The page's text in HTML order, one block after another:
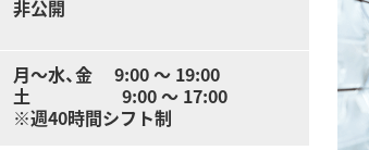
非公開
月～水、金 9:00 ～ 19:00
土 9:00 ～ 17:00
※週40時間シフト制